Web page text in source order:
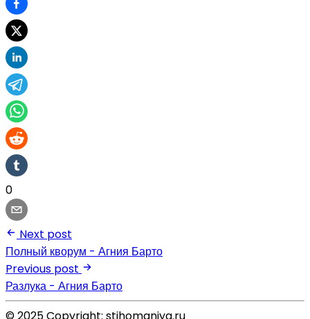
0
Next post
Полный кворум - Агния Барто
Previous post
Разлука - Агния Барто